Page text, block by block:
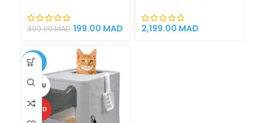
300.00MAD 199.00 MAD
chat griffoirs
2,199.00 MAD
-25%
VENDU
CHAUD